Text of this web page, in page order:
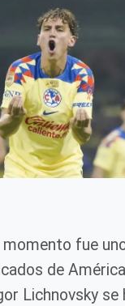
momento fue
de
Lichnovsky se